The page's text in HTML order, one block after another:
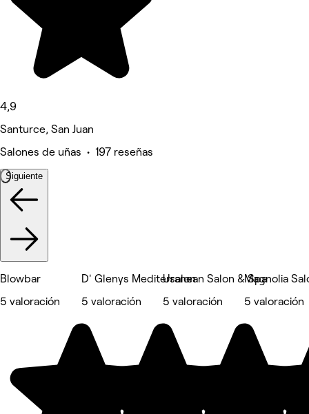
4,9
Santurce, San Juan
Salones de uñas • 197 reseñas
Siguiente
Blowbar
5 valoración
D' Glenys Mediterranean Salon & Spa
5 valoración
Usalon
5 valoración
Magnolia
5 valoración